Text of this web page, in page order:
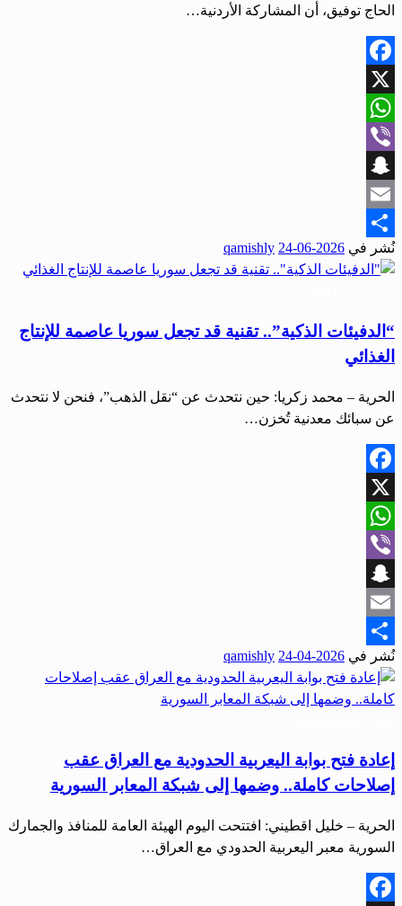
الحاج توفيق، أن المشاركة الأردنية…
Facebook
X
WhatsApp
Viber
Snapchat
Email
Share
نُشر في 2026-06-24
qamishly
“الدفيئات الذكية”.. تقنية قد تجعل سوريا عاصمة للإنتاج
الغذائي
الحرية – محمد زكريا: حين نتحدث عن “نقل الذهب”، فنحن لا نتحدث
عن سبائك معدنية تُخزن…
Facebook
X
WhatsApp
Viber
Snapchat
Email
Share
نُشر في 2026-04-24
qamishly
إعادة فتح بوابة اليعربية الحدودية مع العراق عقب
إصلاحات كاملة.. وضمها إلى شبكة المعابر السورية
الحرية – خليل اقطيني: افتتحت اليوم الهيئة العامة للمنافذ والجمارك
السورية معبر اليعربية الحدودي مع العراق…